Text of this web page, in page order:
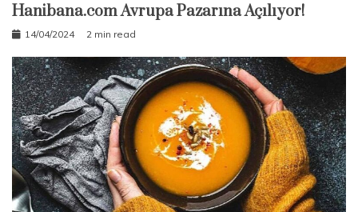
Hanibana.com Avrupa Pazarına Açılıyor!
14/04/2024 2 min read